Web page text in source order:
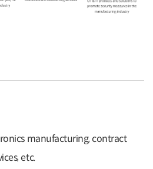
manufacturing, contract
etc.